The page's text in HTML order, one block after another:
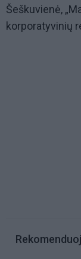
Šeškuvienė,
korporatyvinių